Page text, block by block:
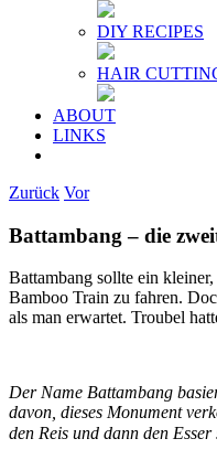
DIY RECIPES
HAIR
ABOUT
LINKS
Zurück Vor
Battambang – die
Battambang sollte ein
Bamboo Train zu fahren.
als man erwartet. Troubel
Der Name Battambang
davon, dieses Monument
den Reis und dann den